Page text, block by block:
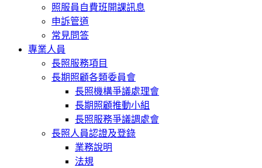
照服員自費班開課訊息
申訴管道
常見問答
專業人員
長照服務項目
長期照顧各類委員會
長照機構爭議處理會
長期照顧推動小組
長照服務爭議調處會
長照人員認證及登錄
業務說明
法規